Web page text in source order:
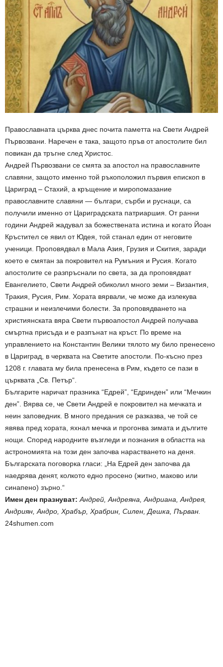
Православната църква днес почита паметта на Свети Андрей
Първозвани. Наречен е така, защото пръв от апостолите бил
повикан да тръгне след Христос.
Андрей Първозвани се смята за апостол на православните
славяни, защото именно той ръкоположил първия епископ в
Цариград – Стахий, а кръщение и миропомазание
православните славяни — българи, сърби и руснаци, са
получили именно от Цариградската патриаршия. От ранни
години Андрей жадувал за божествената истина и когато Йоан
Кръстител се явил от Юдея, той станал един от неговите
ученици. Проповядвал в Мала Азия, Грузия и Скития, заради
което е смятан за покровител на Румъния и Русия. Когато
апостолите се разпръснали по света, за да проповядват
Евангелието, Свети Андрей обиколил много земи – Византия,
Тракия, Русия, Рим. Хората вярвали, че може да излекува
страшни и неизлечими болести. За проповядването на
християнската вяра Свети първоапостол Андрей получава
смъртна присъда и е разпънат на кръст. По време на
управлението на Константин Велики тялото му било пренесено
в Цариград, в черквата на Светите апостоли. По-късно през
1208 г. главата му била пренесена в Рим, където се пази в
църквата „Св. Петър“.
Българите наричат празника “Едрей”, “Едринден” или “Мечкин
ден”. Вярва се, че Свети Андрей е покровител на мечката и
неин заповедник. В много предания се разказва, че той се
явява пред хората, яхнал мечка и прогонва зимата и дългите
нощи. Според народните възгледи и познания в областта на
астрономията на този ден започва нарастването на деня.
Българската поговорка гласи: „На Едрей ден започва да
наедрява денят, колкото едно просено (житно, маково или
синапено) зърно.“
Имен ден празнуват: Андрей, Андреяна, Андриана, Андрея,
Андриян, Андро, Храбър, Храбрин, Силен, Дешка, Първан.
24shumen.com